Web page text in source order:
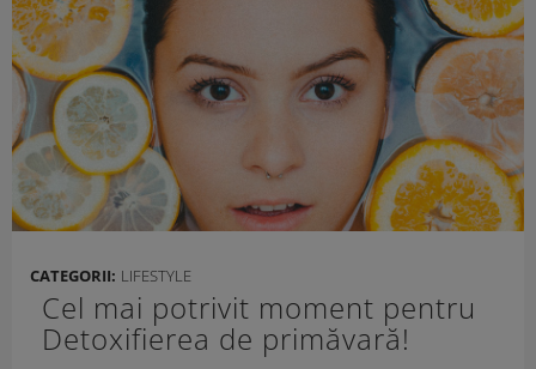
CATEGORII: LIFESTYLE
Cel mai potrivit moment pentru
Detoxifierea de primăvară!